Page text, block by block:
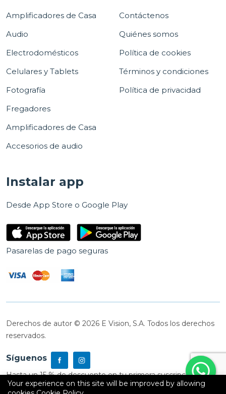
Amplificadores de Casa
Audio
Electrodomésticos
Celulares y Tablets
Fotografía
Fregadores
Amplificadores de Casa
Accesorios de audio
Contáctenos
Quiénes somos
Política de cookies
Términos y condiciones
Política de privacidad
Instalar app
Desde App Store o Google Play
Pasarelas de pago seguras
Derechos de autor © 2026 E Vision, S.A. Todos los derechos
reservados.
Síguenos
Hasta un 15 % de descuento en tu primera suscripción
Your experience on this site will be improved by allowing